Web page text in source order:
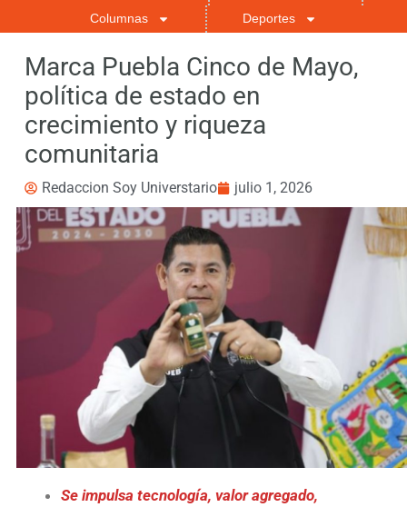
Columnas
Deportes
Marca Puebla Cinco de Mayo,
política de estado en
crecimiento y riqueza
comunitaria
Redaccion Soy Universtario julio 1, 2026
Se impulsa tecnología, valor agregado,